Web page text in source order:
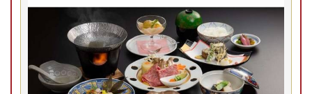
半露天風呂付客室【和室8帖+洋室8帖】
Previous
8/6(木)
8/7(金)
残り1室
38,400円
予約
8/8(土) 8/9(日)
あるショップ、また、緑に囲まれたレストランやカフ
ェでお腹も心も十分満たしてくれます。ニュージーラ
ンドショップでは、大沢ワインやマヌカハニーなども
販売。ガーデン、レストラン、ワインショップなど多
彩な【ローザンベリー多和田】へ当館とともに是非お
越しください！超おススメ！！！
＿＿＿＿＿＿＿＿＿＿＿＿＿＿＿＿＿＿＿＿＿＿＿＿